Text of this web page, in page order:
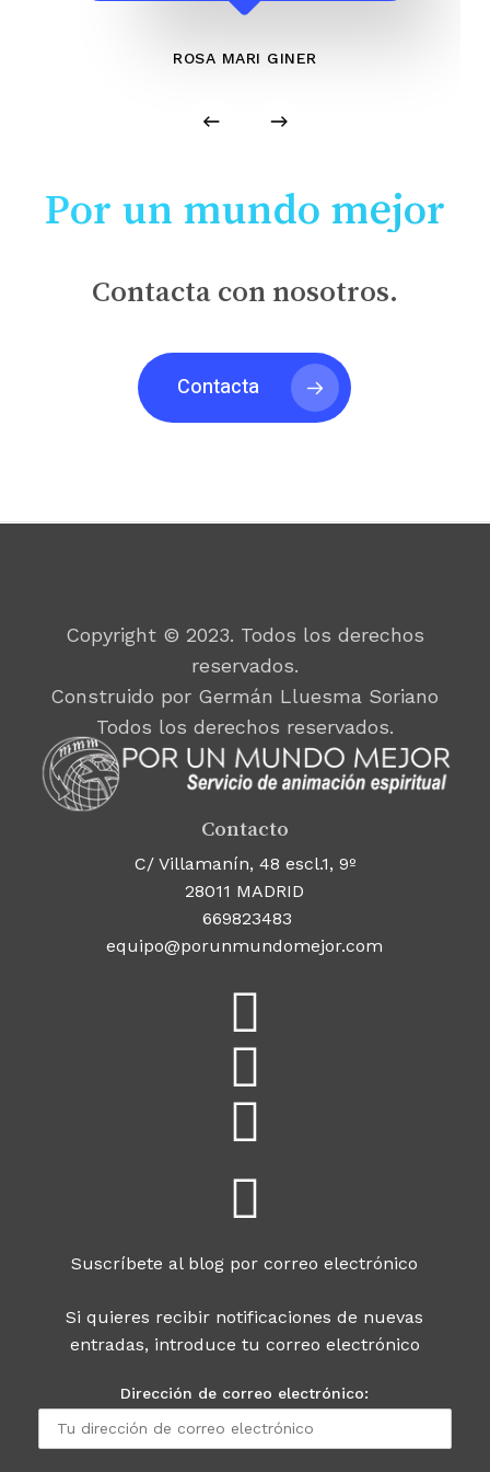
ROSA MARI GINER
Por un mundo mejor
Contacta con nosotros.
Contacta
Copyright © 2023. Todos los derechos
reservados.
Construido por Germán Lluesma Soriano
Todos los derechos reservados.
Contacto
C/ Villamanín, 48 escl.1, 9º
28011 MADRID
669823483
equipo@porunmundomejor.com
Suscríbete al blog por correo electrónico
Si quieres recibir notificaciones de nuevas
entradas, introduce tu correo electrónico
Dirección de correo electrónico: